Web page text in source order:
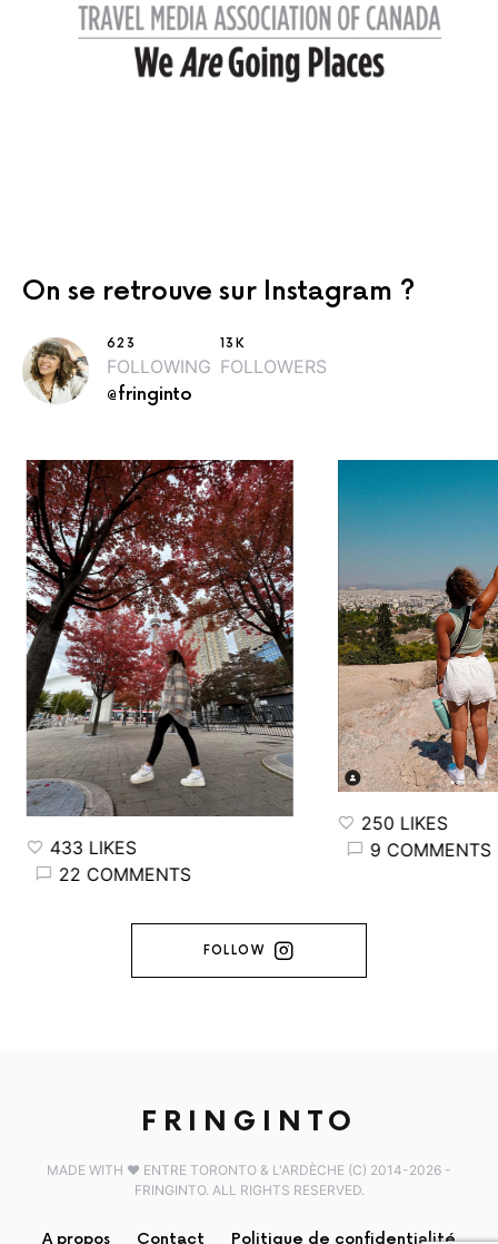
On se retrouve sur Instagram ?
623
FOLLOWING
13K
FOLLOWERS
@fringinto
433 LIKES
22 COMMENTS
250 LIKES
9 COMMENTS
FOLLOW
FRINGINTO
MADE WITH ♥️ ENTRE TORONTO & L'ARDÈCHE (C) 2014-2026 -
FRINGINTO. ALL RIGHTS RESERVED.
A propos Contact Politique de confidentialité